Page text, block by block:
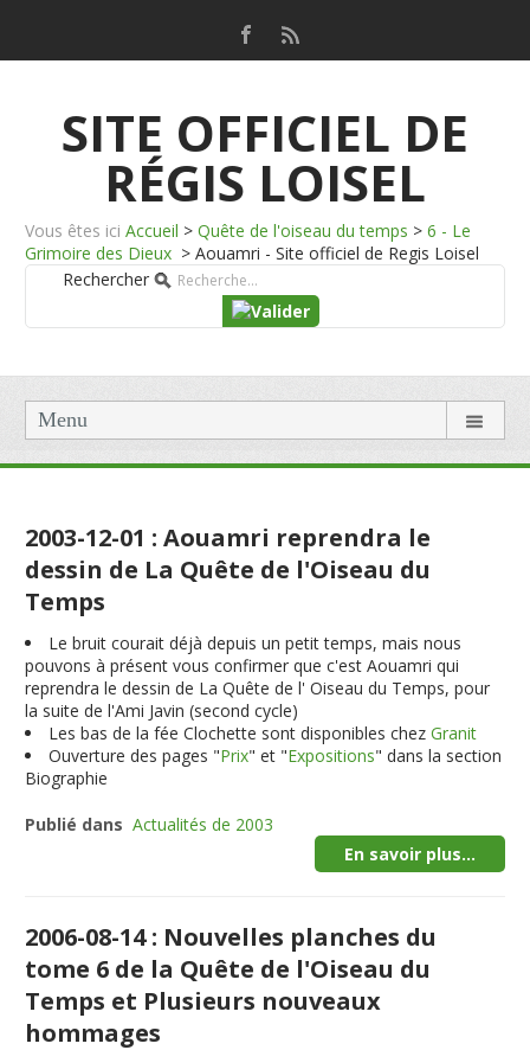
SITE OFFICIEL DE
RÉGIS LOISEL
Vous êtes ici Accueil > Quête de l'oiseau du temps > 6 - Le
Grimoire des Dieux > Aouamri - Site officiel de Regis Loisel
Rechercher
Menu
2003-12-01 : Aouamri reprendra le
dessin de La Quête de l'Oiseau du
Temps
Le bruit courait déjà depuis un petit temps, mais nous
pouvons à présent vous confirmer que c'est Aouamri qui
reprendra le dessin de La Quête de l' Oiseau du Temps, pour
la suite de l'Ami Javin (second cycle)
Les bas de la fée Clochette sont disponibles chezGranit
Ouverture des pages "Prix" et "Expositions" dans la section
Biographie
Publié dans Actualités de 2003
En savoir plus...
2006-08-14 : Nouvelles planches du
tome 6 de la Quête de l'Oiseau du
Temps et Plusieurs nouveaux
hommages